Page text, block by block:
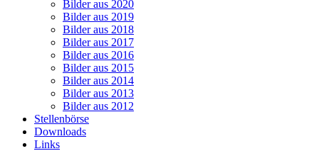
Bilder aus 2020
Bilder aus 2019
Bilder aus 2018
Bilder aus 2017
Bilder aus 2016
Bilder aus 2015
Bilder aus 2014
Bilder aus 2013
Bilder aus 2012
Stellenbörse
Downloads
Links